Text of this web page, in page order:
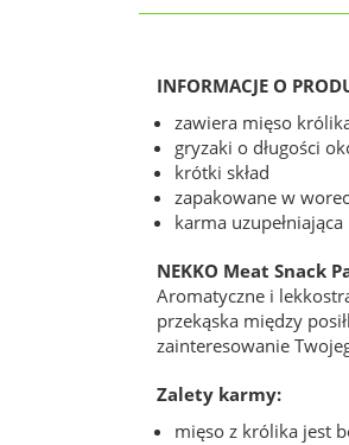
INFORMACJE O
zawiera mięso
gryzaki o długości
krótki skład
zapakowane w
karma uzupełniająca
NEKKO Meat Snack
Aromatyczne i
przekąska między
zainteresowanie
Zalety karmy:
mięso z królika jest